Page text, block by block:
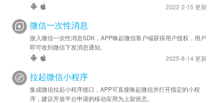
2022-2-15 更新
微信一次性消息
接入微信一次性消息SDK，APP唤起微信客户端获得用户授权，用户
即可收到微信下发消息通知。
2025-8-14 更新
拉起微信小程序
集成微信拉起小程序接口，APP可直接唤起微信并打开指定的小程
序，建议开放平台申请的移动应用为上架状态。